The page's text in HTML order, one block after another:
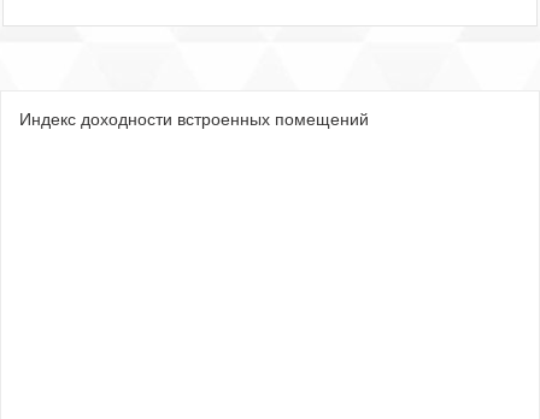
Индекс доходности встроенных помещений